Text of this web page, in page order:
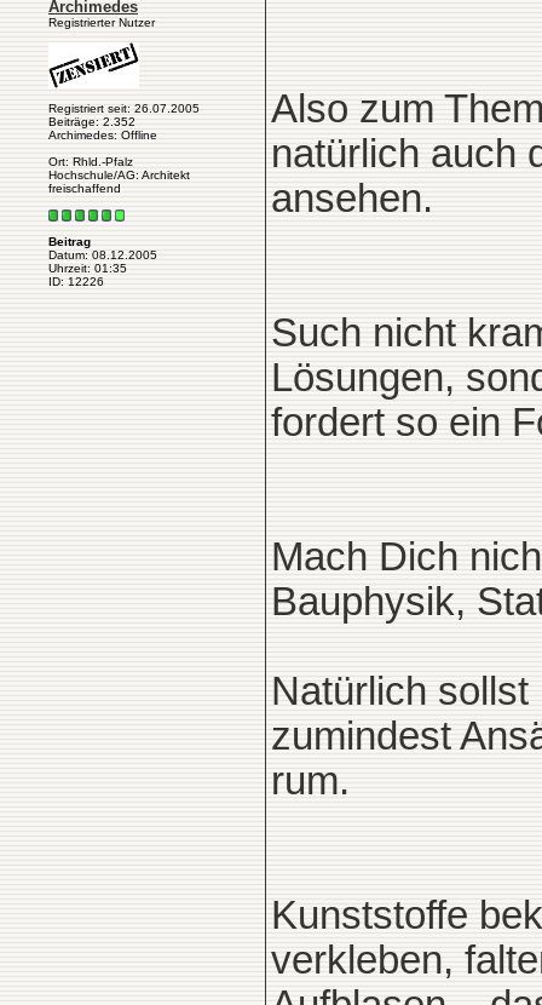
Archimedes
Registrierter Nutzer
Registriert seit: 26.07.2005
Beiträge: 2.352
Archimedes: Offline
Ort: Rhld.-Pfalz
Hochschule/AG: Architekt
freischaffend
Beitrag
Datum: 08.12.2005
Uhrzeit: 01:35
ID: 12226
Also zum
natürlich auch
ansehen.
Such nicht
Lösungen,
fordert so ein
Mach Dich
Bauphysik,
Natürlich
zumindest
rum.
Kunststoffe
verkleben,